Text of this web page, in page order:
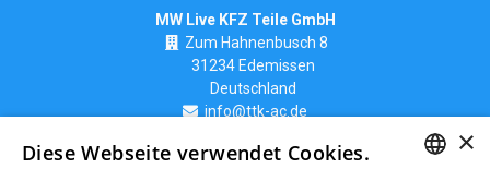
MW Live KFZ Teile GmbH
Zum Hahnenbusch 8
31234 Edemissen
Deutschland
info@ttk-ac.de
×
Diese Webseite verwendet Cookies.